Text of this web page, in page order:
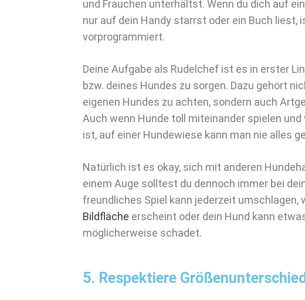
und Frauchen unterhältst. Wenn du dich auf
nur auf dein Handy starrst oder ein Buch liest,
vorprogrammiert.
Deine Aufgabe als Rudelchef ist es in erster
bzw. deines Hundes zu sorgen. Dazu gehört
eigenen Hundes zu achten, sondern auch
Auch wenn Hunde toll miteinander spielen
ist, auf einer Hundewiese kann man nie alles
Natürlich ist es okay, sich mit anderen
einem Auge solltest du dennoch immer bei
freundliches Spiel kann jederzeit umschlagen,
Bildfläche erscheint oder dein Hund kann
möglicherweise schadet.
5. Respektiere